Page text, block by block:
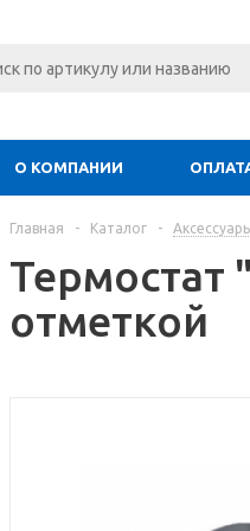
О КОМПАНИИ
Главная - Каталог -
Термостат
отметкой